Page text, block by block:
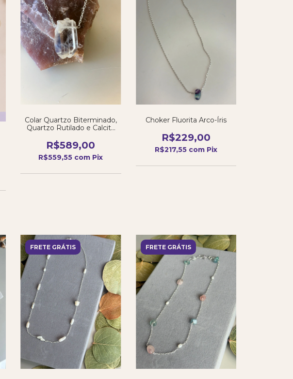
Colar Quartzo Biterminado,
Quartzo Rutilado e Calcita
R$589,00
R$559,55 com Pix
Choker Fluorita Arco-Íris
R$229,00
R$217,55 com Pix
FRETE GRÁTIS FRETE GRÁTIS